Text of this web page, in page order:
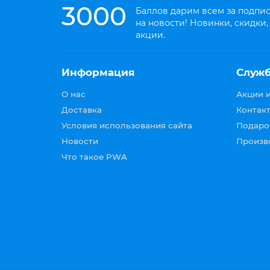
не
В
3000
Баллов дарим всем за
на новости! Новинки, скидки,
акции.
Информация
О нас
Доставка
Условия использования сайта
Новости
Что такое PWA
Акции